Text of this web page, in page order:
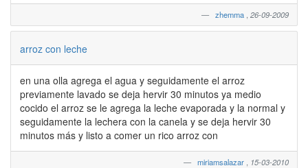
zhemma 26-09-2009
arroz con leche
en una olla agrega el agua y seguidamente el arroz
previamente lavado se deja hervir 30 minutos ya medio
cocido el arroz se le agrega la leche evaporada y la normal y
seguidamente la lechera con la canela y se deja hervir 30
minutos más y listo a comer un rico arroz con
miriamsalazar 15-03-2010